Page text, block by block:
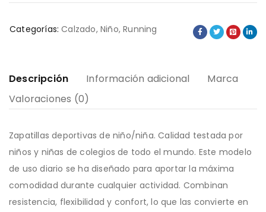
Categorías: Calzado,Niño,Running
Descripción Información adicional
Marca
Valoraciones (0)
Zapatillas deportivas de niño/niña. Calidad testada por
niños y niñas de colegios de todo el mundo. Este modelo
de uso diario se ha diseñado para aportar la máxima
comodidad durante cualquier actividad. Combinan
resistencia, flexibilidad y confort, lo que las convierte en